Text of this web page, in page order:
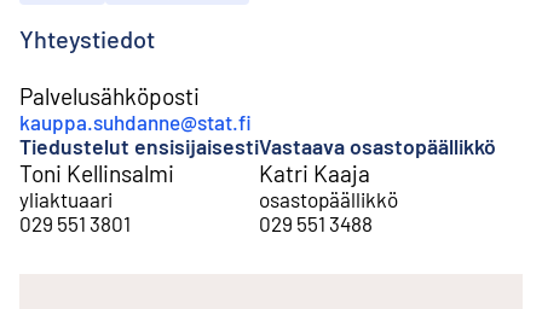
Yhteystiedot
Palvelusähköposti
kauppa.suhdanne@stat.fi
Tiedustelut ensisijaisesti
Toni Kellinsalmi
yliaktuaari
029 551 3801
Vastaava osastopäällikkö
Katri Kaaja
osastopäällikkö
029 551 3488